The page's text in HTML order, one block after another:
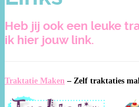
Heb jij ook een leuke
ik hier jouw link.
Traktatie Maken – Zelf traktaties